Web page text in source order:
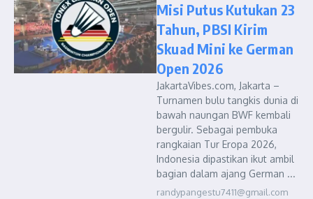
Misi Putus Kutukan 23
Tahun, PBSI Kirim
Skuad Mini ke German
Open 2026
JakartaVibes.com, Jakarta –
Turnamen bulu tangkis dunia di
bawah naungan BWF kembali
bergulir. Sebagai pembuka
rangkaian Tur Eropa 2026,
Indonesia dipastikan ikut ambil
bagian dalam ajang German ...
randypangestu7411@gmail.com